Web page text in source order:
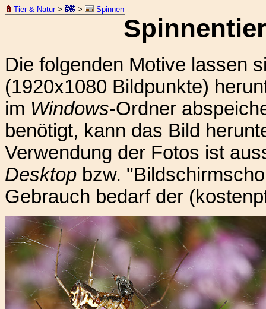
Tier & Natur> > Spinnen
Die folgenden Motive lassen
(1920x1080 Bildpunkte)
im Windows-Ordner
benötigt, kann das Bild
Verwendung der Fotos ist
Desktop bzw.
Gebrauch bedarf der